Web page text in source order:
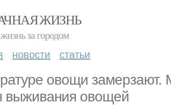
ЖИЗНЬ
жизнь за городом
новости статьи
овощи замерзают.
выживания овощей